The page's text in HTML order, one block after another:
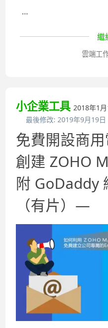
…
繼
雲端工
小企業工具 2018年1
最後修改:2019年9月19日
免費開設商
創建 ZOHO
附 GoDaddy
（有片）—